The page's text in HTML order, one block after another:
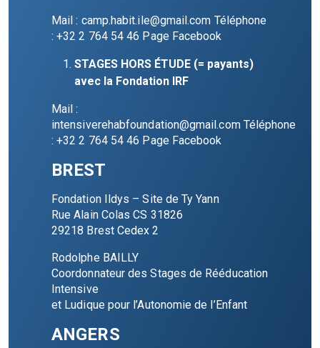
Mail : camp.habit.ile@gmail.com Téléphone
: +32 2 764 54 46 Page Facebook
STAGES HORS ÉTUDE (= payants)
avec la Fondation IRF
Mail :
intensiverehabfoundation@gmail.com Téléphone
: +32 2 764 54 46 Page Facebook
BREST
Fondation Ildys – Site de Ty Yann
Rue Alain Colas CS 31826
29218 Brest Cedex 2
Rodolphe BAILLY
Coordonnateur des Stages de Rééducation
Intensive
et Ludique pour l’Autonomie de l’Enfant
ANGERS